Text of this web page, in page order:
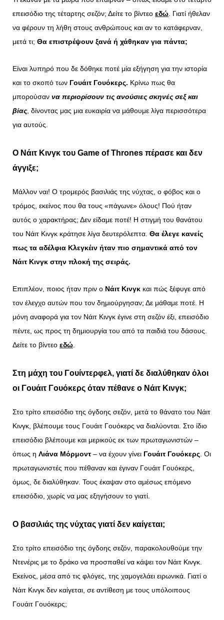
επεισόδιο της τέταρτης σεζόν; Δείτε το βίντεο εδώ. Γιατί ήθελαν
να φέρουν τη λήθη στους ανθρώπους και αν το κατάφερναν,
μετά τι; Θα επιστρέψουν ξανά ή χάθηκαν για πάντα;
Είναι λυπηρό που δε δόθηκε ποτέ μία εξήγηση για την ιστορία
και το σκοπό των Γουάιτ Γουόκερς. Κρίνω πως θα
μπορούσαν να περιορίσουν τις ανούσιες σκηνές σεξ και
βίας, δίνοντας μας μια ευκαιρία να μάθουμε λίγα περισσότερα
για αυτούς.
Ο Νάιτ Κινγκ του Game of Thrones πέρασε και δεν
άγγιξε;
Μάλλον ναι! Ο τρομερός βασιλιάς της νύχτας, ο φόβος και ο
τρόμος, εκείνος που θα τους «πάγωνε» όλους! Πού ήταν
αυτός ο χαρακτήρας; Δεν είδαμε ποτέ! Η στιγμή του θανάτου
του Νάιτ Κινγκ κράτησε λίγα δευτερόλεπτα. Θα έλεγε κανείς
πως τα αδέλφια Κλεγκέιν ήταν πιο σημαντικά από τον
Νάιτ Κινγκ στην πλοκή της σειράς.
Επιπλέον, ποιος ήταν πριν ο Νάιτ Κινγκ και πώς ξέφυγε από
τον έλεγχο αυτών που τον δημιούργησαν; Δε μάθαμε ποτέ. Η
μόνη αναφορά για τον Νάιτ Κινγκ έγινε στη σεζόν έξι, επεισόδιο
πέντε, ως προς τη δημιουργία του από τα παιδιά του δάσους.
Δείτε το βίντεο εδώ.
Στη μάχη του Γουίντερφελ, γιατί δε διαλύθηκαν όλοι
οι Γουάιτ Γουόκερς όταν πέθανε ο Νάιτ Κινγκ;
Στο τρίτο επεισόδιο της όγδοης σεζόν, μετά το θάνατο του Νάιτ
Κινγκ, βλέπουμε τους Γουάιτ Γουόκερς να διαλύονται. Στο ίδιο
επεισόδιο βλέπουμε και μερικούς εκ των πρωταγωνιστών –
όπως η Λιάνα Μόρμοντ – να έχουν γίνει Γουάιτ Γουόκερς. Οι
πρωταγωνιστές που πέθαναν και έγιναν Γουάιτ Γουόκερς,
όμως, δε διαλύθηκαν. Τους έκαψαν στο αμέσως επόμενο
επεισόδιο, χωρίς να μας εξηγήσουν το γιατί.
Ο βασιλιάς της νύχτας γιατί δεν καίγεται;
Στο τρίτο επεισόδιο της όγδοης σεζόν, παρακολουθούμε την
Ντενέρις με το δράκο να προσπαθεί να κάψει τον Νάιτ Κινγκ.
Εκείνος, μέσα από τις φλόγες, της χαμογελάει ειρωνικά. Γιατί ο
Νάιτ Κινγκ δεν καίγεται, σε αντίθεση με τους υπόλοιπους
Γουάιτ Γουόκερς;